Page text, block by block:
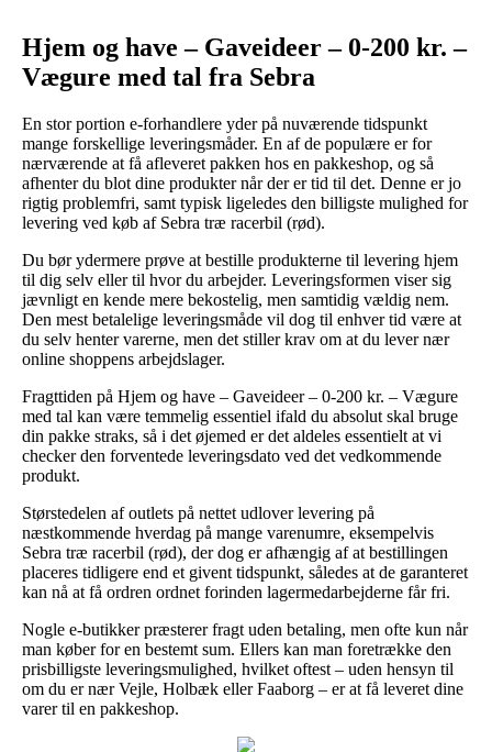
Hjem og have – Gaveideer – 0-200 kr. –
Vægure med tal fra Sebra
En stor portion e-forhandlere yder på nuværende tidspunkt
mange forskellige leveringsmåder. En af de populære er for
nærværende at få afleveret pakken hos en pakkeshop, og så
afhenter du blot dine produkter når der er tid til det. Denne er jo
rigtig problemfri, samt typisk ligeledes den billigste mulighed for
levering ved køb af Sebra træ racerbil (rød).
Du bør ydermere prøve at bestille produkterne til levering hjem
til dig selv eller til hvor du arbejder. Leveringsformen viser sig
jævnligt en kende mere bekostelig, men samtidig vældig nem.
Den mest betalelige leveringsmåde vil dog til enhver tid være at
du selv henter varerne, men det stiller krav om at du lever nær
online shoppens arbejdslager.
Fragttiden på Hjem og have – Gaveideer – 0-200 kr. – Vægure
med tal kan være temmelig essentiel ifald du absolut skal bruge
din pakke straks, så i det øjemed er det aldeles essentielt at vi
checker den forventede leveringsdato ved det vedkommende
produkt.
Størstedelen af outlets på nettet udlover levering på
næstkommende hverdag på mange varenumre, eksempelvis
Sebra træ racerbil (rød), der dog er afhængig af at bestillingen
placeres tidligere end et givent tidspunkt, således at de garanteret
kan nå at få ordren ordnet forinden lagermedarbejderne får fri.
Nogle e-butikker præsterer fragt uden betaling, men ofte kun når
man køber for en bestemt sum. Ellers kan man foretrække den
prisbilligste leveringsmulighed, hvilket oftest – uden hensyn til
om du er nær Vejle, Holbæk eller Faaborg – er at få leveret dine
varer til en pakkeshop.